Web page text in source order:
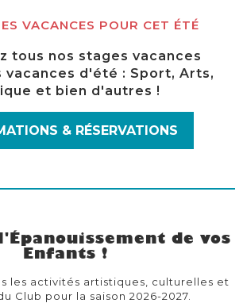
VACANCES POUR CET ÉTÉ
tous nos stages vacances
vacances d'été : Sport, Arts,
et bien d'autres !
& RÉSERVATIONS
de vos
Enfants !
les activités artistiques, culturelles et
Club pour la saison 2026-2027.